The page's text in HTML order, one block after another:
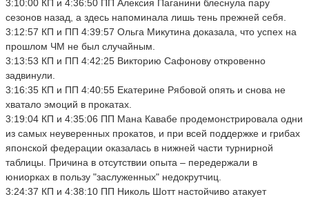
3:10:00 КП и 4:36:50 ПП Алексия Паганини блеснула пару
сезонов назад, а здесь напоминала лишь тень прежней себя.
3:12:57 КП и ПП 4:39:57 Ольга Микутина доказала, что успех на
прошлом ЧМ не был случайным.
3:13:53 КП и ПП 4:42:25 Викторию Сафонову откровенно
задвинули.
3:16:35 КП и ПП 4:40:55 Екатерине Рябовой опять и снова не
хватало эмоций в прокатах.
3:19:04 КП и 4:35:06 ПП Мана Кавабе продемонстрировала одни
из самых неуверенных прокатов, и при всей поддержке и грибах
японской федерации оказалась в нижней части турнирной
таблицы. Причина в отсутствии опыта – передержали в
юниорках в пользу "заслуженных" недокрутчиц.
3:24:37 КП и 4:38:10 ПП Николь Шотт настойчиво атакует